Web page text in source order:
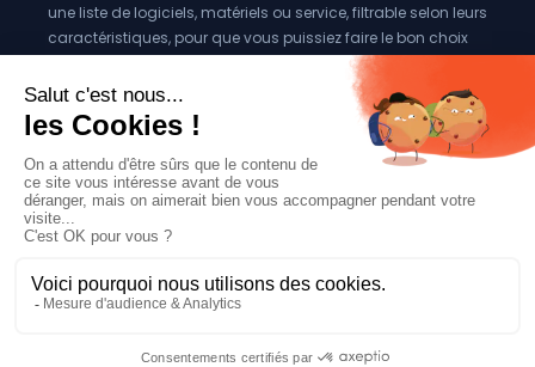
une liste de logiciels, matériels ou service, filtrable selon leurs
caractéristiques, pour que vous puissiez faire le bon choix
Vous êtes éditeur?
Se référencer sur Foxeet
Réseaux
Mentions légales